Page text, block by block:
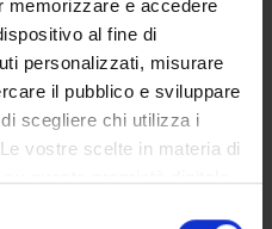
memorizzare e accedere
al fine di
personalizzati, misurare
il pubblico e sviluppare
scegliere chi utilizza i
vostre scelte in materia di
Period
Lab 1A